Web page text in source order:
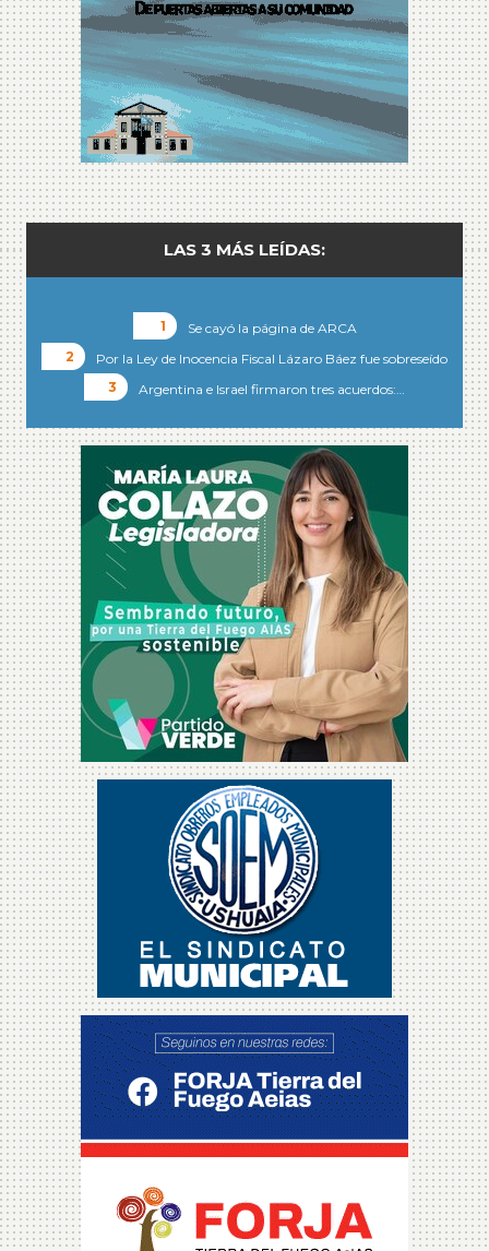
LAS 3 MÁS LEÍDAS:
Se cayó la página de ARCA
Por la Ley de Inocencia Fiscal Lázaro Báez fue sobreseído
Argentina e Israel firmaron tres acuerdos:…